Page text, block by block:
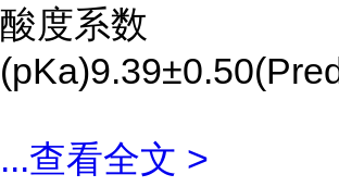
酸度系数
...查看全文 >